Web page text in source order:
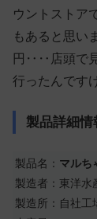
ウントストア
もあると思い
円‥‥店頭で
行ったんです
製品詳細情
製品名： マルち
製造者：東洋水
製造所：自社工